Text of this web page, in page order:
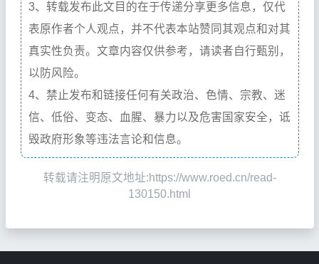
3、转载发布此文目的在于传递分享更多信息，仅代
表原作者个人观点，并不代表本站赞同其观点和对其
真实性负责。文章内容仅供参考，请读者自行甄别，
以防风险。
4、禁止发布和链接任何有关政治、色情、宗教、迷
信、低俗、变态、血腥、暴力以及危害国家安全，诋
毁政府形象等违法言论和信息。
转载请注明原文地址:https://www.roed.cn/read-
130150.html